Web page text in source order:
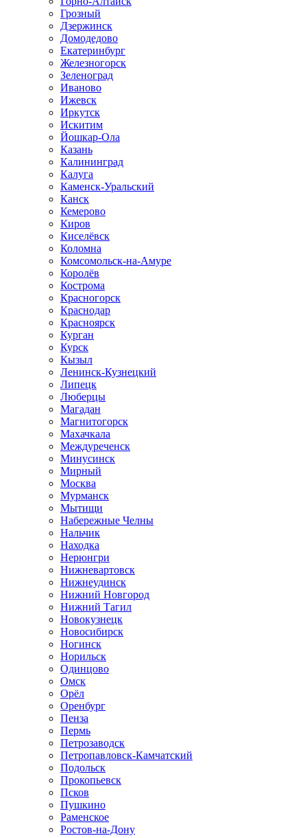
Грозный
Дзержинск
Домодедово
Екатеринбург
Железногорск
Зеленоград
Иваново
Ижевск
Иркутск
Искитим
Йошкар-Ола
Казань
Калининград
Калуга
Каменск-Уральский
Канск
Кемерово
Киров
Киселёвск
Коломна
Комсомольск-на-Амуре
Королёв
Кострома
Красногорск
Краснодар
Красноярск
Курган
Курск
Кызыл
Ленинск-Кузнецкий
Липецк
Люберцы
Магадан
Магнитогорск
Махачкала
Междуреченск
Минусинск
Мирный
Москва
Мурманск
Мытищи
Набережные Челны
Нальчик
Находка
Нерюнгри
Нижневартовск
Нижнеудинск
Нижний Новгород
Нижний Тагил
Новокузнецк
Новосибирск
Ногинск
Норильск
Одинцово
Омск
Орёл
Оренбург
Пенза
Пермь
Петрозаводск
Петропавловск-Камчатский
Подольск
Прокопьевск
Псков
Пушкино
Раменское
Ростов-на-Дону